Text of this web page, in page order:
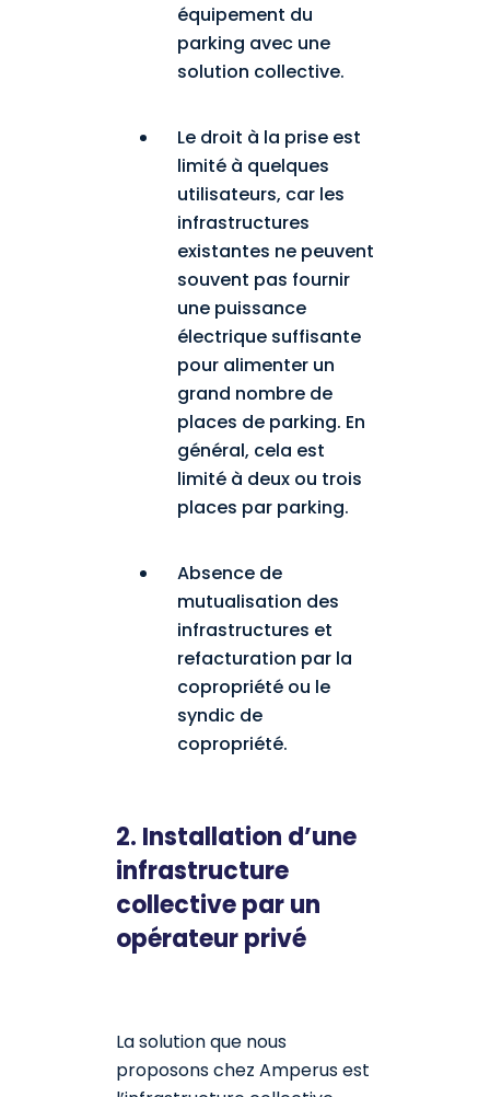
équipement du
parking avec une
solution collective.
Le droit à la prise est
limité à quelques
utilisateurs, car les
infrastructures
existantes ne peuvent
souvent pas fournir
une puissance
électrique suffisante
pour alimenter un
grand nombre de
places de parking. En
général, cela est
limité à deux ou trois
places par parking.
Absence de
mutualisation des
infrastructures et
refacturation par la
copropriété ou le
syndic de
copropriété.
2. Installation d’une
infrastructure
collective par un
opérateur privé
La solution que nous
proposons chez Amperus est